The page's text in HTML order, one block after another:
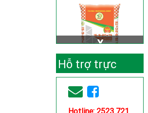
Hỗ trợ trực
tuyến
Hotline: 2523 721